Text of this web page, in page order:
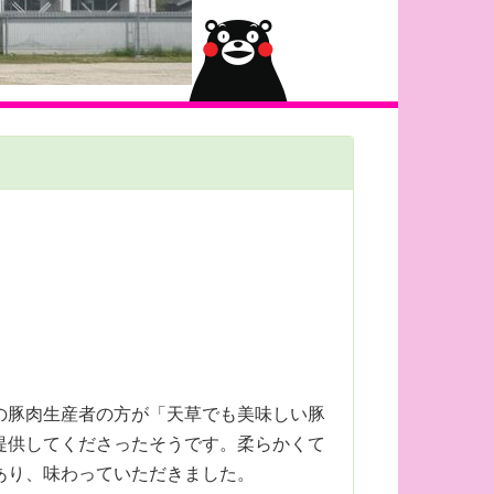
肉生産者の方が「天草でも美味しい豚
してくださったそうです。柔らかくて
、味わっていただきました。